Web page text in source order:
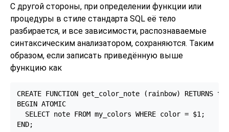
С другой стороны, при определении функции или
процедуры в стиле стандарта SQL её тело
разбирается, и все зависимости, распознаваемые
синтаксическим анализатором, сохраняются. Таким
образом, если записать приведённую выше
функцию как
CREATE FUNCTION get_color_note (rainbow) RETURNS
BEGIN ATOMIC
  SELECT note FROM my_colors WHERE color = $1;
END;